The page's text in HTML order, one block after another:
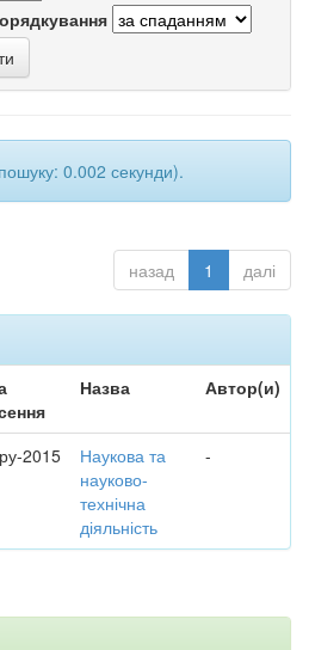
0.002 секунди).
назад 1 далі
Назва Автор(и)
2015
Наукова та
науково-
технічна
діяльність
-